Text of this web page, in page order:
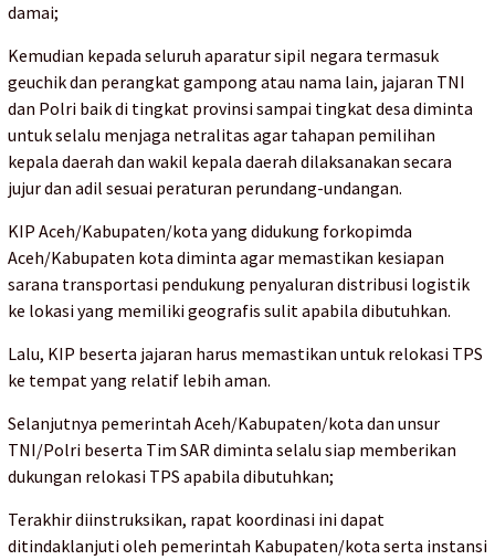
damai;
Kemudian kepada seluruh aparatur sipil negara termasuk
geuchik dan perangkat gampong atau nama lain, jajaran TNI
dan Polri baik di tingkat provinsi sampai tingkat desa diminta
untuk selalu menjaga netralitas agar tahapan pemilihan
kepala daerah dan wakil kepala daerah dilaksanakan secara
jujur dan adil sesuai peraturan perundang-undangan.
KIP Aceh/Kabupaten/kota yang didukung forkopimda
Aceh/Kabupaten kota diminta agar memastikan kesiapan
sarana transportasi pendukung penyaluran distribusi logistik
ke lokasi yang memiliki geografis sulit apabila dibutuhkan.
Lalu, KIP beserta jajaran harus memastikan untuk relokasi TPS
ke tempat yang relatif lebih aman.
Selanjutnya pemerintah Aceh/Kabupaten/kota dan unsur
TNI/Polri beserta Tim SAR diminta selalu siap memberikan
dukungan relokasi TPS apabila dibutuhkan;
Terakhir diinstruksikan, rapat koordinasi ini dapat
ditindaklanjuti oleh pemerintah Kabupaten/kota serta instansi